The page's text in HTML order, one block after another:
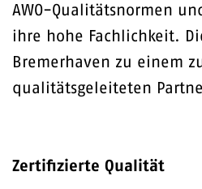
AWO-Qualitätsnormen
ihre hohe Fachlichkeit.
Bremerhaven zu einem
qualitätsgeleiteten
Zertifizierte Qualität